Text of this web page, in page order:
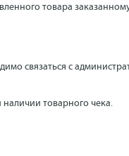
товара
связаться с
наличии товарного чека.